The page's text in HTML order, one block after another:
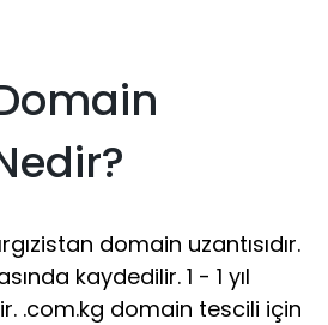
domain uzantısıdır.
kaydedilir. 1 - 1 yıl
.com.kg domain tescili için